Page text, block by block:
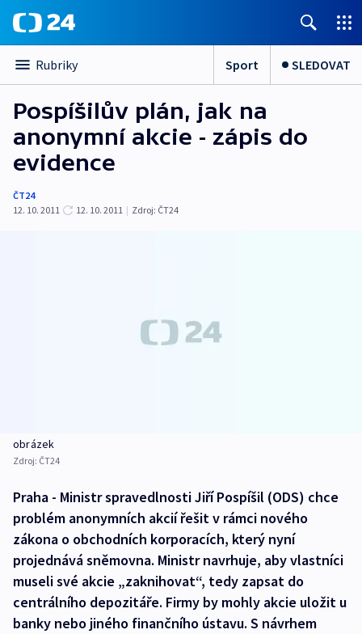
Rubriky Sport SLEDOVAT
Pospíšilův plán, jak na
anonymní akcie - zápis do
evidence
ČT24
12. 10. 2011
12. 10. 2011 | Zdroj: ČT24
obrázek
Zdroj: ČT24
Praha - Ministr spravedlnosti Jiří Pospíšil (ODS) chce
problém anonymních akcií řešit v rámci nového
zákona o obchodních korporacích, který nyní
projednává sněmovna. Ministr navrhuje, aby vlastníci
museli své akcie „zaknihovat“, tedy zapsat do
centrálního depozitáře. Firmy by mohly akcie uložit u
banky nebo jiného finančního ústavu. S návrhem